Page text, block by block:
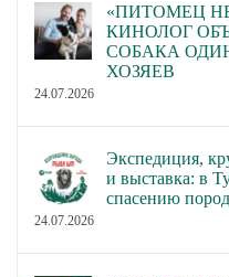
«ПИТОМЕЦ
КИНОЛОГ
СОБАКА
ХОЗЯЕВ
24.07.2026
Экспедиция,
и выставка: в
спасению
24.07.2026